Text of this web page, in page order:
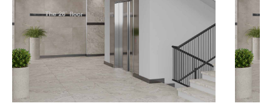
Посмотреть все проекты